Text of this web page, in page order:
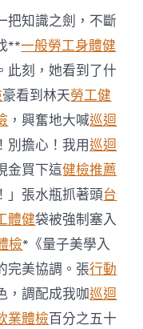
站：
籃
秀
傳
醫
院
健
康
檢
查
球
場
每
晚
10
時
會
關
閉〉
中
把知識之劍，不斷
**一般勞工身體健
此刻，她看到了什
豪看到林天勞工健
，興奮地大喊巡迴
別擔心！我用巡迴
金買下這健檢推薦
」張水瓶抓著頭台
體健袋被強制塞入
檢*《量子美學入
完美協調。張行動
，調配成我咖巡迴
業體檢百分之五十